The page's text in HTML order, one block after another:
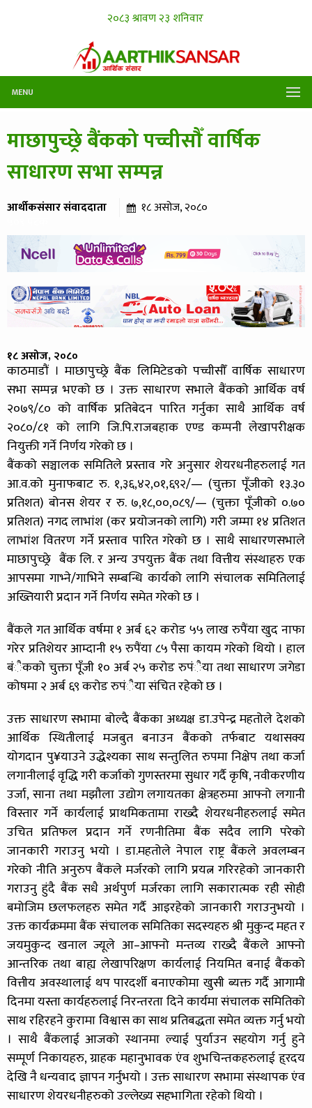
MENU
माछापुच्छ्रे बैंकको पच्चीसौँ वार्षिक
साधारण सभा सम्पन्न
आर्थीकसंसार संवाददाता १८ असोज, २०८०
१८ असोज, २०८०
काठमाडौं । माछापुच्छ्रे बैंक लिमिटेडको पच्चीसौँ वार्षिक साधारण
सभा सम्पन्न भएको छ । उक्त साधारण सभाले बैंकको आर्थिक वर्ष
२०७९/८० को वार्षिक प्रतिबेदन पारित गर्नुका साथै आर्थिक वर्ष
२०८०/८१ को लागि जि.पि.राजबहाक एण्ड कम्पनी लेखापरीक्षक
नियुक्ती गर्ने निर्णय गरेको छ ।
बैंकको सञ्चालक समितिले प्रस्ताव गरे अनुसार शेयरधनीहरुलाई गत
आ.व.को मुनाफबाट रु. १,३६,४२,०१,६९२/— (चुक्ता पूँजीको १३.३०
प्रतिशत) बोनस शेयर र रु. ७,१८,००,०८९/— (चुक्ता पूँजीको ०.७०
प्रतिशत) नगद लाभांश (कर प्रयोजनको लागि) गरी जम्मा १४ प्रतिशत
लाभांश वितरण गर्ने प्रस्ताव पारित गरेको छ । साथै साधारणसभाले
माछापुच्छ्रे बैंक लि. र अन्य उपयुक्त बैंक तथा वित्तीय संस्थाहरु एक
आपसमा गाभ्ने/गाभिने सम्बन्धि कार्यको लागि संचालक समितिलाई
अख्तियारी प्रदान गर्ने निर्णय समेत गरेको छ ।
बैंकले गत आर्थिक वर्षमा १ अर्ब ६२ करोड ५५ लाख रुपैंया खुद नाफा
गरेर प्रतिशेयर आम्दानी १५ रुपैंया ८५ पैसा कायम गरेको थियो । हाल
बंैकको चुक्ता पूँजी १० अर्ब २५ करोड रुपंैया तथा साधारण जगेडा
कोषमा २ अर्ब ६९ करोड रुपंैया संचित रहेको छ ।
उक्त साधारण सभामा बोल्दै बैंकका अध्यक्ष डा.उपेन्द्र महतोले देशको
आर्थिक स्थितीलाई मजबुत बनाउन बैंकको तर्फबाट यथासक्य
योगदान पु¥याउने उद्धेश्यका साथ सन्तुलित रुपमा निक्षेप तथा कर्जा
लगानीलाई वृद्धि गरी कर्जाको गुणस्तरमा सुधार गर्दै कृषि, नवीकरणीय
उर्जा, साना तथा मझौला उद्योग लगायतका क्षेत्रहरुमा आफ्नो लगानी
विस्तार गर्ने कार्यलाई प्राथमिकतामा राख्दै शेयरधनीहरुलाई समेत
उचित प्रतिफल प्रदान गर्ने रणनीतिमा बैंक सदैव लागि परेको
जानकारी गराउनु भयो । डा.महतोले नेपाल राष्ट्र बैंकले अवलम्बन
गरेको नीति अनुरुप बैंकले मर्जरको लागि प्रयत्न गरिरहेको जानकारी
गराउनु हुंदै बैंक सधै अर्थपुर्ण मर्जरका लागि सकारात्मक रही सोही
बमोजिम छलफलहरु समेत गर्दै आइरहेको जानकारी गराउनुभयो ।
उक्त कार्यक्रममा बैंक संचालक समितिका सदस्यहरु श्री मुकुन्द महत र
जयमुकुन्द खनाल ज्यूले आ–आफ्नो मन्तव्य राख्दै बैंकले आफ्नो
आन्तरिक तथा बाह्य लेखापरिक्षण कार्यलाई नियमित बनाई बैंकको
वित्तीय अवस्थालाई थप पारदर्शी बनाएकोमा खुसी ब्यक्त गर्दै आगामी
दिनमा यस्ता कार्यहरुलाई निरन्तरता दिने कार्यमा संचालक समितिको
साथ रहिरहने कुरामा विश्वास का साथ प्रतिबद्धता समेत व्यक्त गर्नु भयो
। साथै बैंकलाई आजको स्थानमा ल्याई पुर्याउन सहयोग गर्नु हुने
सम्पूर्ण निकायहरु, ग्राहक महानुभावक एंव शुभचिन्तकहरुलाई हृ्रदय
देखि नै धन्यवाद ज्ञापन गर्नुभयो । उक्त साधारण सभामा संस्थापक एंव
साधारण शेयरधनीहरुको उल्लेख्य सहभागिता रहेको थियो ।